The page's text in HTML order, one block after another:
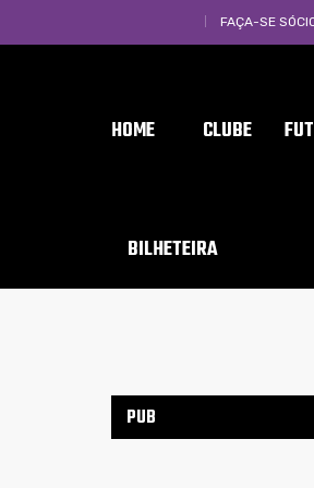
FAÇA-SE
HOME CLUBE
BILHETEIRA
PUB